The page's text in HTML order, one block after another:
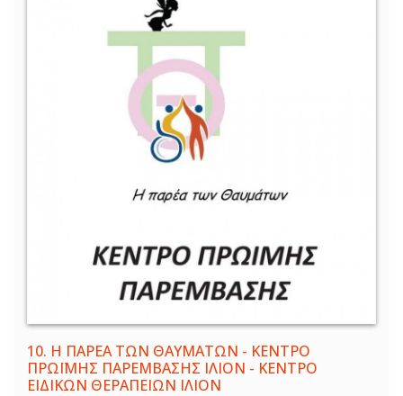
10. Η ΠΑΡΕΑ ΤΩΝ ΘΑΥΜΑΤΩΝ - ΚΕΝΤΡΟ
ΠΡΩΪΜΗΣ ΠΑΡΕΜΒΑΣΗΣ ΙΛΙΟΝ - ΚΕΝΤΡΟ
ΕΙΔΙΚΩΝ ΘΕΡΑΠΕΙΩΝ ΙΛΙΟΝ